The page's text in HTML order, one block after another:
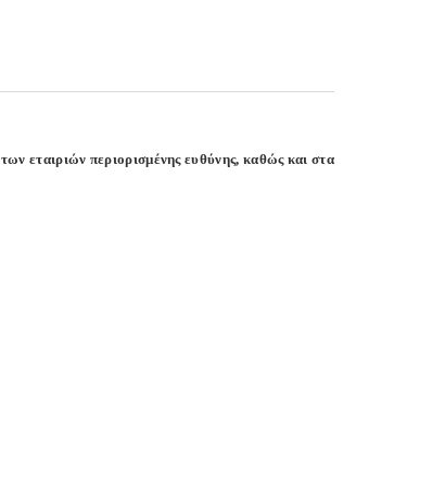
εταιριών περιορισμένης ευθύνης, καθώς και στα